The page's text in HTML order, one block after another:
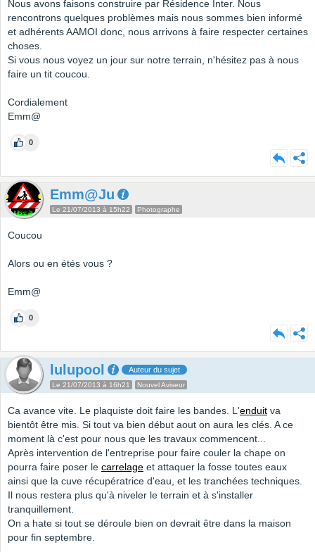
Nous avons faisons construire par Résidence Inter. Nous
rencontrons quelques problèmes mais nous sommes bien informé
et adhérents AAMOI donc, nous arrivons à faire respecter certaines
choses.
Si vous nous voyez un jour sur notre terrain, n'hésitez pas à nous
faire un tit coucou.
Cordialement
Emm@
0
Emm@Ju
Le 21/07/2013 à 15h22 Photographe
Coucou
Alors ou en étés vous ?
Emm@
0
lulupool Auteur du sujet
Le 21/07/2013 à 16h21 Nouvel Aviseur
Ca avance vite. Le plaquiste doit faire les bandes. L'enduit va
bientôt être mis. Si tout va bien début aout on aura les clés. A ce
moment là c'est pour nous que les travaux commencent...
Après intervention de l'entreprise pour faire couler la chape on
pourra faire poser le carrelage et attaquer la fosse toutes eaux
ainsi que la cuve récupératrice d'eau, et les tranchées techniques.
Il nous restera plus qu'à niveler le terrain et à s'installer
tranquillement.
On a hate si tout se déroule bien on devrait être dans la maison
pour fin septembre.